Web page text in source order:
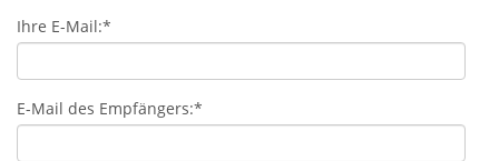
Ihre E-Mail:*
E-Mail des Empfängers:*